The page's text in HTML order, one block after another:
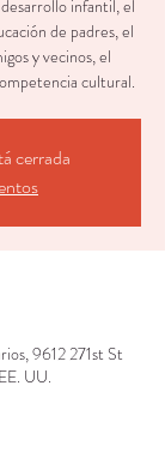
infantil, el
de padres, el
y vecinos, el
cultural.
cerrada
9612 271st St
UU.